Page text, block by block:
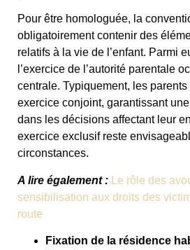
Pour être homologuée, la
obligatoirement contenir des
relatifs à la vie de l’enfant. Parmi
l’exercice de l’autorité parentale
centrale. Typiquement, les
exercice conjoint, garantissant
dans les décisions affectant leur
exercice exclusif reste
circonstances.
A lire également :
Le rôle des
sensibilisation aux droits des
route
Fixation de la résidence